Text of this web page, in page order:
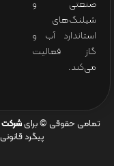
صنعتی و
شیلنگ‌های
استاندارد آب و
گاز فعالیت
می‌کند.
تمامی حقوقی © برایشرکت
پیگرد